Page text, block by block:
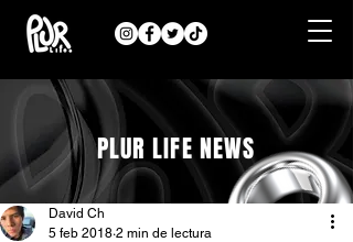
PLUR LIFE NEWS
David Ch
5 feb 2018 2 min de lectura